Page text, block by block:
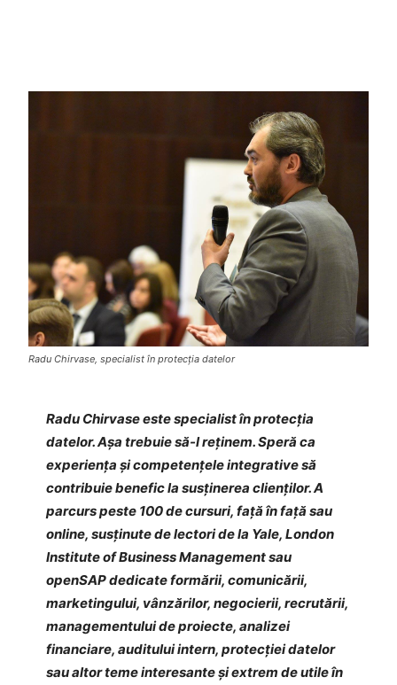
Radu Chirvase, specialist în protecția datelor
Radu Chirvase este specialist în protecția
datelor. Așa trebuie să-l reținem. Speră ca
experiența și competențele integrative să
contribuie benefic la susținerea clienților. A
parcurs peste 100 de cursuri, față în față sau
online, susținute de lectori de la Yale, London
Institute of Business Management sau
openSAP dedicate formării, comunicării,
marketingului, vânzărilor, negocierii, recrutării,
managementului de proiecte, analizei
financiare, auditului intern, protecției datelor
sau altor teme interesante și extrem de utile în